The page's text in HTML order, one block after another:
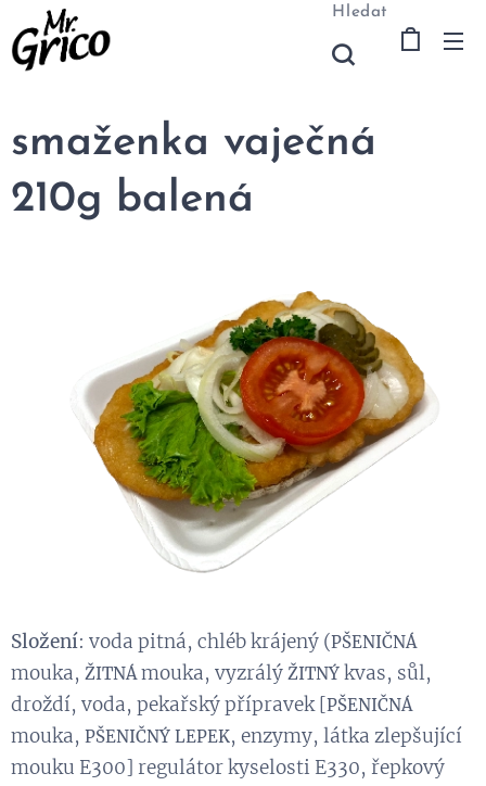
Hledat
smaženka vaječná
210g balená
Složení: voda pitná, chléb krájený (PŠENIČNÁ
mouka, ŽITNÁmouka, vyzrálý ŽITNÝ kvas, sůl,
droždí, voda, pekařský přípravek [PŠENIČNÁ
mouka, PŠENIČNÝ LEPEK, enzymy, látka zlepšující
mouku E300] regulátor kyselosti E330, řepkový